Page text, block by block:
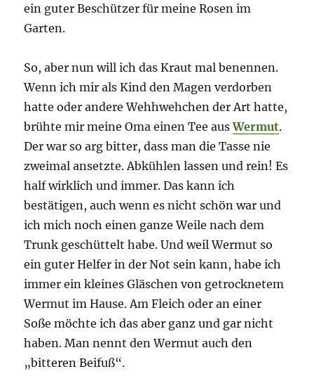
ein guter Beschützer für meine Rosen im
Garten.
So, aber nun will ich das Kraut mal benennen.
Wenn ich mir als Kind den Magen verdorben
hatte oder andere Wehhwehchen der Art hatte,
brühte mir meine Oma einen Tee ausWermut.
Der war so arg bitter, dass man die Tasse nie
zweimal ansetzte. Abkühlen lassen und rein! Es
half wirklich und immer. Das kann ich
bestätigen, auch wenn es nicht schön war und
ich mich noch einen ganze Weile nach dem
Trunk geschüttelt habe. Und weil Wermut so
ein guter Helfer in der Not sein kann, habe ich
immer ein kleines Gläschen von getrocknetem
Wermut im Hause. Am Fleich oder an einer
Soße möchte ich das aber ganz und gar nicht
haben. Man nennt den Wermut auch den
„bitteren Beifuß“.